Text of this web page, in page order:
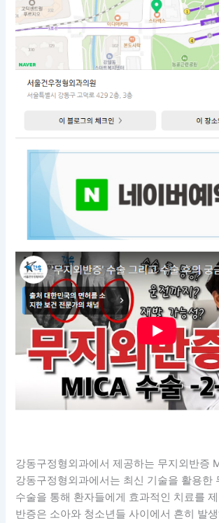
강동구정형외과에서 제공하는 무지외반증
강동구정형외과에서는 최신 기술을 활용한
수술을 통해 환자들에게 효과적인 치료를
반증은 소아와 청소년들 사이에서 흔히 발